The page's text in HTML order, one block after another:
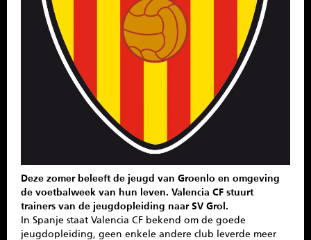
Deze zomer beleeft de jeugd van Groenlo en omgeving
de voetbalweek van hun leven. Valencia CF stuurt
trainers van de jeugdopleiding naar SV Grol.
In Spanje staat Valencia CF bekend om de goede
jeugdopleiding, geen enkele andere club leverde meer